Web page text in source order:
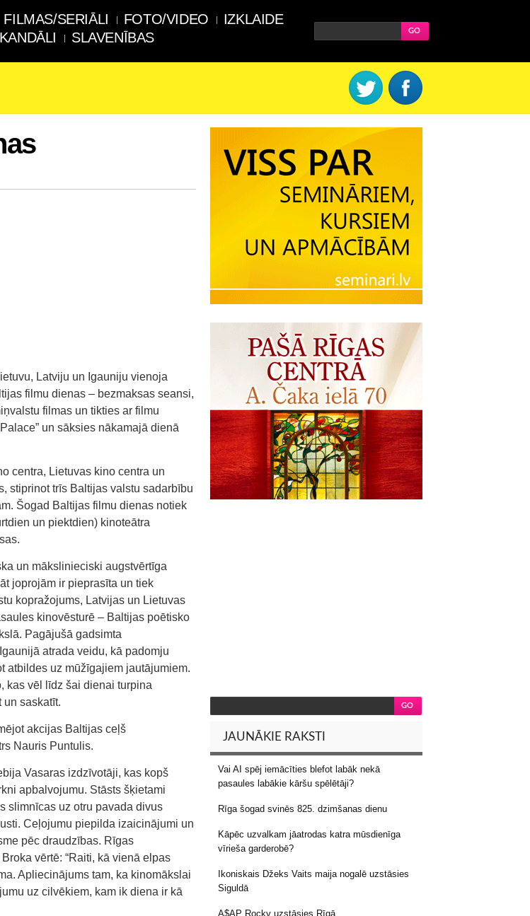
FILMAS/SERIĀLI FOTO/VIDEO
IZKLAIDE
SLAVENĪBAS
Latviju un Igauniju vienoja
filmu dienas – bezmaksas seansi,
filmas un tikties ar filmu
un sāksies nākamajā dienā
centra, Lietuvas kino centra un
stiprinot trīs Baltijas valstu sadarbību
Šogad Baltijas filmu dienas notiek
un piektdien) kinoteātra
un mākslinieciski augstvērtīga
joprojām ir pieprasīta un tiek
kopražojums, Latvijas un Lietuvas
kinovēsturē – Baltijas poētisko
Pagājušā gadsimta
atrada veidu, kā padomju
atbildes uz mūžīgajiem jautājumiem.
kas vēl līdz šai dienai turpina
un saskatīt.
akcijas Baltijas ceļš
Nauris Puntulis.
Vasaras izdzīvotāji, kas kopš
apbalvojumu. Stāsts šķietami
slimnīcas uz otru pavada divus
Ceļojumu piepilda izaicinājumi un
pēc draudzības. Rīgas
vērtē: “Raiti, kā vienā elpas
Apliecinājums tam, ka kinomākslai
uz cilvēkiem, kam ik diena ir kā
JAUNĀKIE RAKSTI
Vai AI spēj iemācīties blefot labāk nekā
pasaules labākie kāršu spēlētāji?
Rīga šogad svinēs 825. dzimšanas dienu
Kāpēc uzvalkam jāatrodas katra mūsdienīga
vīrieša garderobē?
Ikoniskais Džeks Vaits maija nogalē uzstāsies
Siguldā
A$AP Rocky uzstāsies Rīgā